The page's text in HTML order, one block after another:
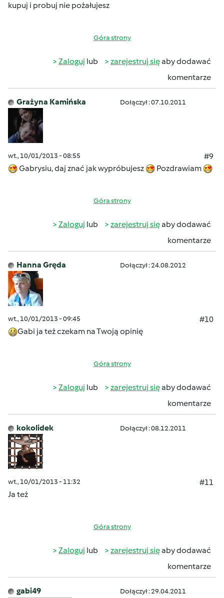
kupuj i probuj nie pożałujesz
Góra strony
Zaloguj lub zarejestruj sięaby dodawać
komentarze
Grażyna Kamińska Dołączył : 07.10.2011
wt., 10/01/2013 - 08:55
#9
Gabrysiu, daj znać jak wypróbujesz
Pozdrawiam
Góra strony
Zaloguj lub zarejestruj sięaby dodawać
komentarze
Hanna Gręda Dołączył : 24.08.2012
wt., 10/01/2013 - 09:45
#10
Gabi ja też czekam na Twoją opinię
Góra strony
Zaloguj lub zarejestruj sięaby dodawać
komentarze
kokolidek Dołączył : 08.12.2011
wt., 10/01/2013 - 11:32
#11
Ja też
Góra strony
Zaloguj lub zarejestruj sięaby dodawać
komentarze
gabi49 Dołączył : 29.04.2011